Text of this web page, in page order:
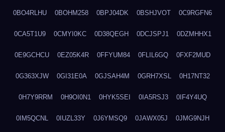
0BO4RLHU 0BOHM258 0BPJ04DK 0BSHJVOT 0C9RGFN6
0CA5T1U9 0CMYI0KC 0D38QEGH 0DCJSPJ1 0DZMHHX1
0E9GCHCU 0EZ05K4R 0FFYUM84 0FLIL6GQ 0FXF2MUD
0G363XJW 0GI31E0A 0GJSAH4M 0GRH7XSL 0H17NT32
0H7Y9RRM 0H9OI0N1 0HYK5SEI 0IA5RSJ3 0IF4Y4UQ
0IM5QCNL 0IUZL33Y 0J6YMSQ9 0JAWX05J 0JMG9NJH